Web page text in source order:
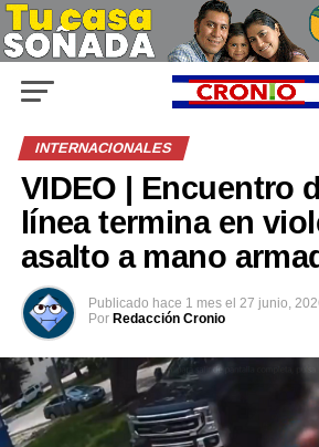
INTERNACIONALES
VIDEO | Encuentro
línea termina en
asalto a mano
Publicado hace 1 mes el 27 junio,
Por Redacción Cronio